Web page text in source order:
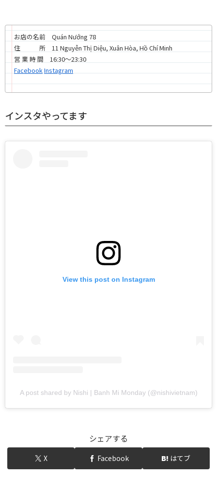
お店の名前 Quán Nướng 78
住 所 11 Nguyễn Thị Diệu, Xuân Hòa, Hồ Chí Minh
営 業 時 間 16:30〜23:30
FacebookInstagram
インスタやってます
View this post on Instagram
A post shared by Nishi | Banh Mi Monday (@nishivietnam)
シェアする
X Facebook はてブ